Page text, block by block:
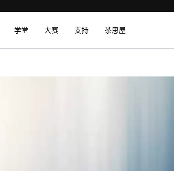
学堂 大赛 支持 茶思屋